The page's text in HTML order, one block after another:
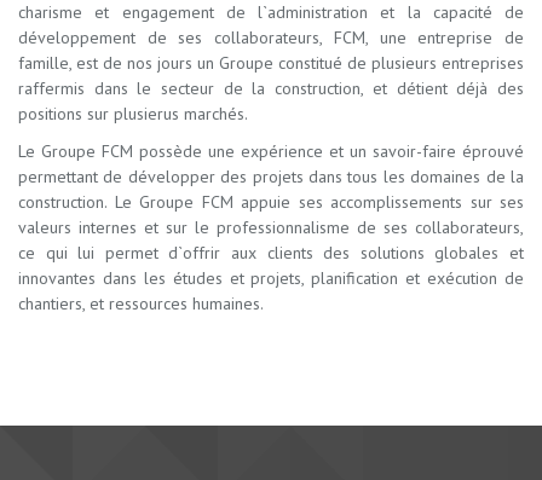
charisme et engagement de l`administration et la capacité de
développement de ses collaborateurs, FCM, une entreprise de
famille, est de nos jours un Groupe constitué de plusieurs entreprises
raffermis dans le secteur de la construction, et détient déjà des
positions sur plusierus marchés.
Le Groupe FCM possède une expérience et un savoir-faire éprouvé
permettant de développer des projets dans tous les domaines de la
construction. Le Groupe FCM appuie ses accomplissements sur ses
valeurs internes et sur le professionnalisme de ses collaborateurs,
ce qui lui permet d`offrir aux clients des solutions globales et
innovantes dans les études et projets, planification et exécution de
chantiers, et ressources humaines.